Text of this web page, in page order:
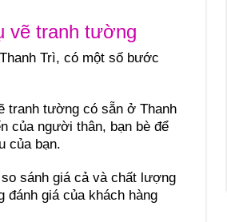
vẽ tranh tường
Trì, có một số bước
tranh tường có sẵn ở Thanh
của người thân, bạn bè để
của bạn.
sánh giá cả và chất lượng
đánh giá của khách hàng